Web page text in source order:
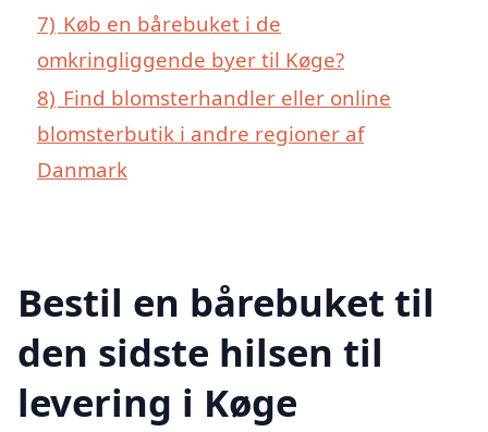
7) Køb en bårebuket i de
omkringliggende byer til Køge?
8) Find blomsterhandler eller online
blomsterbutik i andre regioner af
Danmark
Bestil en bårebuket til
den sidste hilsen til
levering i Køge